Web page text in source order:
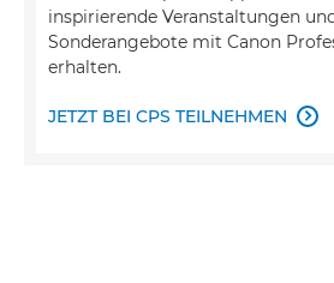
inspirierende Veranstaltungen
Sonderangebote mit Canon
erhalten.
JETZT BEI CPS TEILNEHMEN 